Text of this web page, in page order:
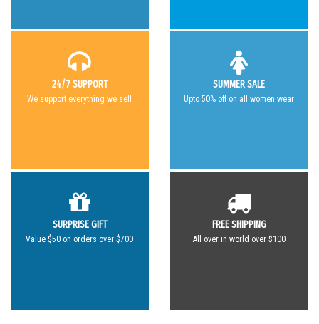
24/7 SUPPORT
We support everything we sell
SUMMER SALE
Upto 50% off on all women wear
SURPRISE GIFT
Value $50 on orders over $700
FREE SHIPPING
All over in world over $100